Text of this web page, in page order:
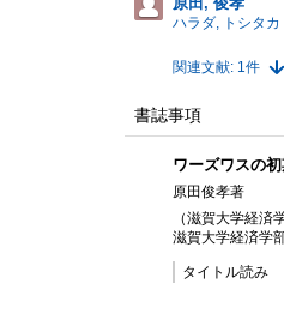
ハラダ, トシタカ
関連文献: 1件
書誌事項
ワーズワスの
原田俊孝著
（滋賀大学経済
滋賀大学経済学
タイトル読み